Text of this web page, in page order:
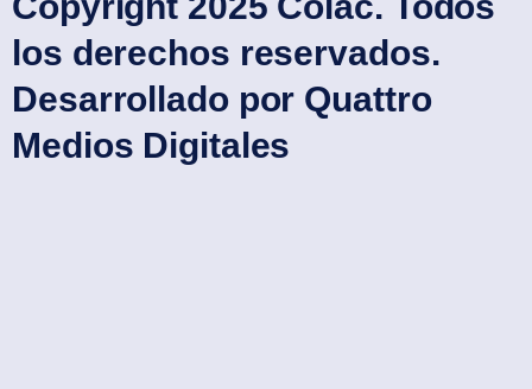
los derechos reservados.
Desarrollado por Quattro
Medios Digitales